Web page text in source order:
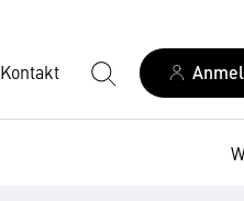
Kontakt